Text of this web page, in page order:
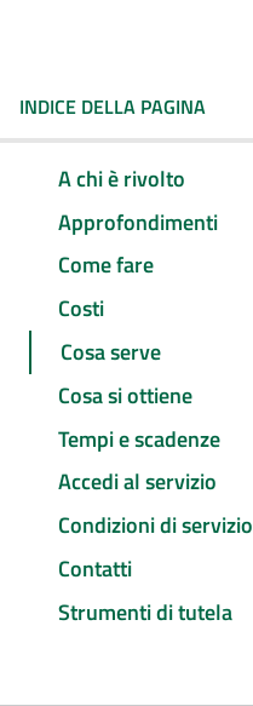
INDICE DELLA PAGINA
A chi è rivolto
Approfondimenti
Come fare
Costi
Cosa serve
Cosa si ottiene
Tempi e scadenze
Accedi al servizio
Condizioni di servizio
Contatti
Strumenti di tutela